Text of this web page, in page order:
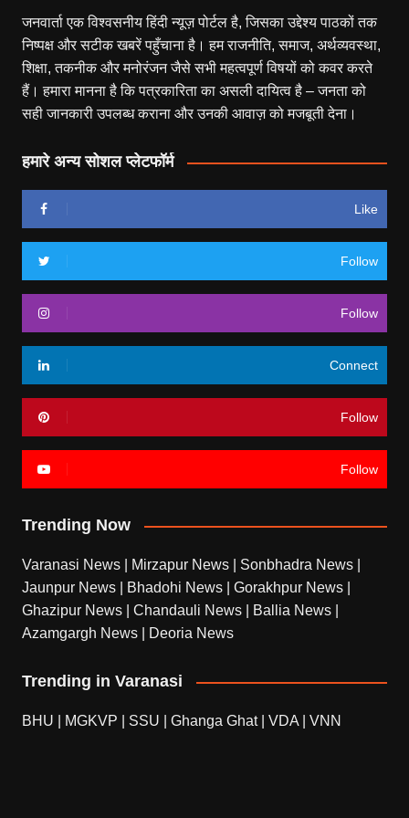
जनवार्ता एक विश्वसनीय हिंदी न्यूज़ पोर्टल है, जिसका उद्देश्य पाठकों तक
निष्पक्ष और सटीक खबरें पहुँचाना है। हम राजनीति, समाज, अर्थव्यवस्था,
शिक्षा, तकनीक और मनोरंजन जैसे सभी महत्वपूर्ण विषयों को कवर करते
हैं। हमारा मानना है कि पत्रकारिता का असली दायित्व है – जनता को
सही जानकारी उपलब्ध कराना और उनकी आवाज़ को मजबूती देना।
हमारे अन्य सोशल प्लेटफॉर्म
Like
Follow
Follow
Connect
Follow
Follow
Trending Now
Varanasi News Mirzapur News Sonbhadra News
Jaunpur News
Bhadohi News Gorakhpur News
Ghazipur News
Chandauli News Ballia News
Azamgargh News
Deoria News
Trending in Varanasi
BHU MGKVP SSU Ghanga Ghat| VDA VNN